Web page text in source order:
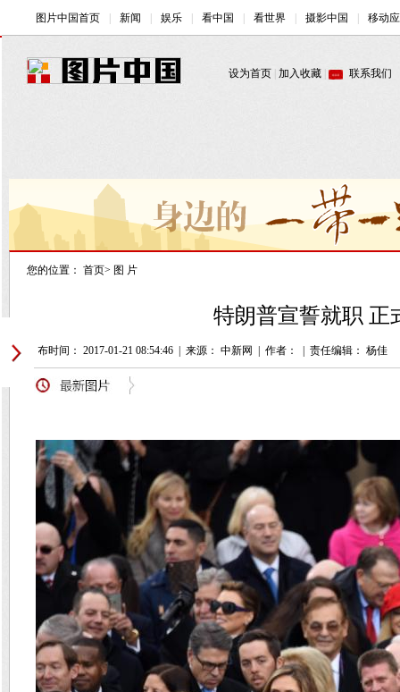
您的位置： 首页> 图 片
特朗普宣誓就职 正
发布时间： 2017-01-21 08:54:46 来源： 中新网 作者： 责任编辑： 杨佳